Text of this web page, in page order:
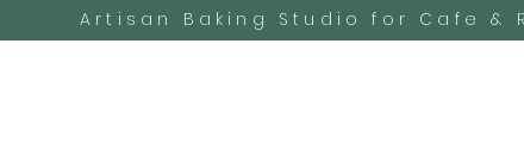
Artisan Baking Studio for Cafe &